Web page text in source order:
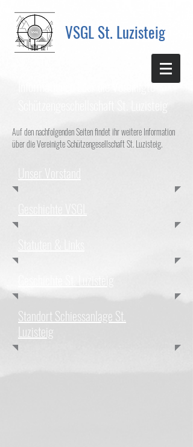
VSGL St. Luzisteig
Informationen über die Vereinigte
Auf den nachfolgenden Seiten findet ihr weitere Information
über die Vereinigte Schützengesellschaft St. Luzisteig.
Unser Vorstand
Geschichte VSGL
Standort Schiessanlage St.
Luzisteig